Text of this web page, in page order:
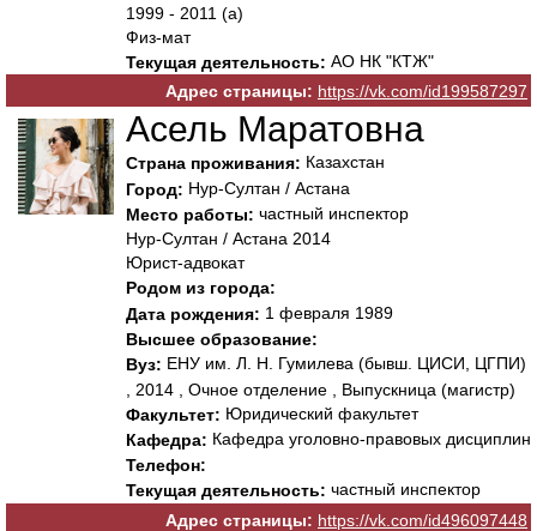
1999 - 2011 (а)
Физ-мат
Текущая деятельность: АО НК "КТЖ"
Адрес страницы: https://vk.com/id199587297
Асель Маратовна
Страна проживания: Казахстан
Город: Нур-Султан / Астана
Место работы: частный инспектор
Нур-Султан / Астана 2014
Юрист-адвокат
Родом из города:
Дата рождения: 1 февраля 1989
Высшее образование:
Вуз: ЕНУ им. Л. Н. Гумилева (бывш. ЦИСИ, ЦГПИ)
, 2014 , Очное отделение , Выпускница (магистр)
Факультет: Юридический факультет
Кафедра: Кафедра уголовно-правовыx дисциплин
Телефон:
Текущая деятельность: частный инспектор
Адрес страницы: https://vk.com/id496097448